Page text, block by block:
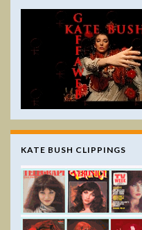
KATE BUSH CLIPPINGS